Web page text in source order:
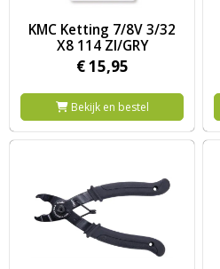
KMC Ketting 7/8V 3/32
X8 114 ZI/GRY
€15,95
Bekijk en bestel